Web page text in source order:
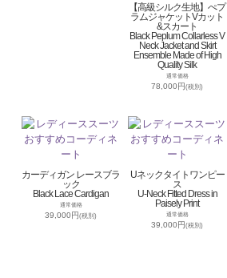
【高級シルク生地】ぺプ
ラムジャケットVカット
&スカート
Black Peplum Collarless V
Neck Jacket and Skirt
Ensemble Made of High
Quality Silk
通常価格
78,000円(税別)
カーディガン レースブラ
ック
Black Lace Cardigan
通常価格
39,000円(税別)
Uネックタイトワンピー
ス
U-Neck Fitted Dress in
Paisely Print
通常価格
39,000円(税別)